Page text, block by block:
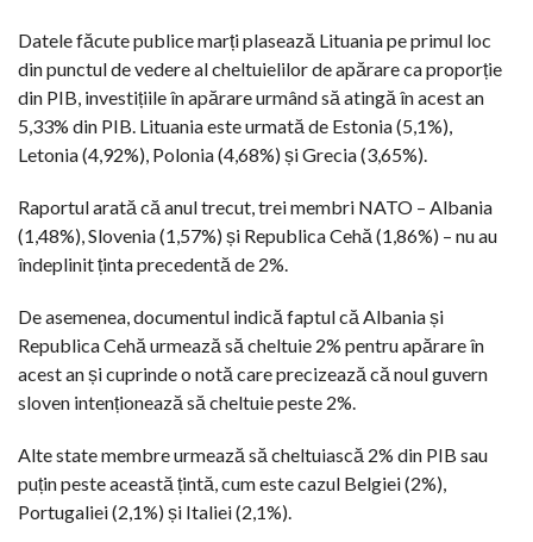
Datele făcute publice marți plasează Lituania pe primul loc
din punctul de vedere al cheltuielilor de apărare ca proporție
din PIB, investițiile în apărare urmând să atingă în acest an
5,33% din PIB. Lituania este urmată de Estonia (5,1%),
Letonia (4,92%), Polonia (4,68%) și Grecia (3,65%).
Raportul arată că anul trecut, trei membri NATO – Albania
(1,48%), Slovenia (1,57%) și Republica Cehă (1,86%) – nu au
îndeplinit ținta precedentă de 2%.
De asemenea, documentul indică faptul că Albania și
Republica Cehă urmează să cheltuie 2% pentru apărare în
acest an și cuprinde o notă care precizează că noul guvern
sloven intenționează să cheltuie peste 2%.
Alte state membre urmează să cheltuiască 2% din PIB sau
puțin peste această țintă, cum este cazul Belgiei (2%),
Portugaliei (2,1%) și Italiei (2,1%).